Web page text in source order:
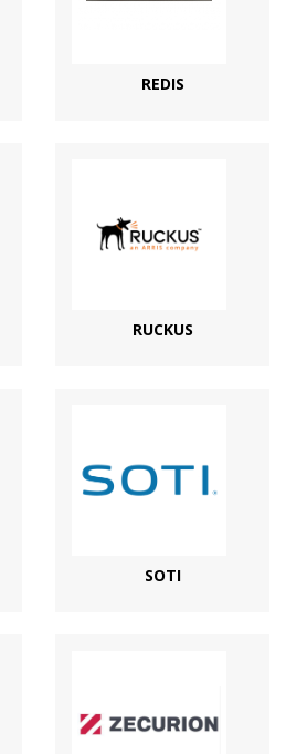
REDIS
RUCKUS
SOTI